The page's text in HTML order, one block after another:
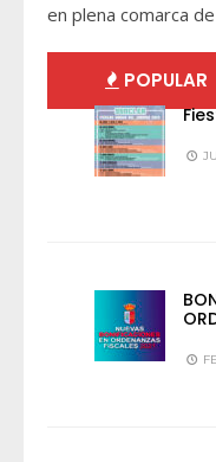
en plena comarca de
POPULAR